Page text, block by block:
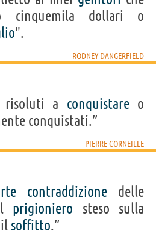
cinquemila dollari o
".
RODNEY DANGERFIELD
risoluti a conquistareo
conquistati.”
PIERRE CORNEILLE
contraddizione delle
prigioniero steso sulla
soffitto.”